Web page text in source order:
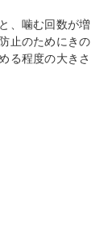
、噛む回数が増
止のためにきの
る程度の大きさ